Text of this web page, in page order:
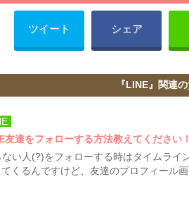
ツイート シェア
『LINE』関連
友達をフォローする方法教えてください！
ない人(?)をフォローする時はタイムライ
くるんですけど、友達のプロフィール